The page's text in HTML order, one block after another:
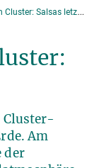
Salsas letzter Tanz
Cluster-
Am
der